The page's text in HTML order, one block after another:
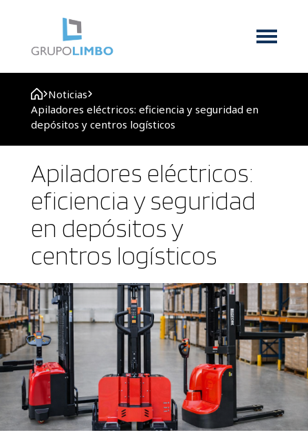
Noticias
Apiladores eléctricos: eficiencia y seguridad en
depósitos y centros logísticos
Apiladores eléctricos:
eficiencia y seguridad
en depósitos y
centros logísticos